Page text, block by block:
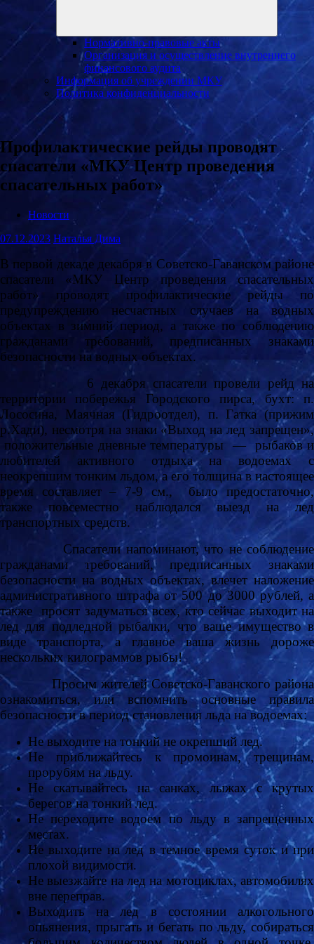
Нормативно-правовые акты
Организация и осуществление внутреннего
финансового аудита
Информация об учреждении МКУ
Политика конфиденциальности
Профилактические рейды проводят
спасатели «МКУ Центр проведения
спасательных работ»
Новости
07.12.2023 Наталья Дима
В первой декаде декабря в Советско-Гаванском районе
спасатели «МКУ Центр проведения спасательных
работ» проводят профилактические рейды по
предупреждению несчастных случаев на водных
объектах в зимний период, а также по соблюдению
гражданами требований, предписанных знаками
безопасности на водных объектах.
6 декабря спасатели провели рейд на
территории побережья Городского пирса, бухт: п.
Лососина, Маячная (Гидроотдел), п. Гатка (прижим
р.Хади), несмотря на знаки «Выход на лед запрещен»,
положительные дневные температуры — рыбаков и
любителей активного отдыха на водоемах с
неокрепшим тонким льдом, а его толщина в настоящее
время составляет – 7-9 см., было предостаточно,
также повсеместно наблюдался выезд на лед
транспортных средств.
Спасатели напоминают, что не соблюдение
гражданами требований, предписанных знаками
безопасности на водных объектах, влечет наложение
административного штрафа от 500 до 3000 рублей, а
также просят задуматься всех, кто сейчас выходит на
лед для подледной рыбалки, что ваше имущество в
виде транспорта, а главное ваша жизнь дороже
нескольких килограммов рыбы!
Просим жителей Советско-Гаванского района
ознакомиться, или вспомнить основные правила
безопасности в период становления льда на водоемах:
Не выходите на тонкий не окрепший лед.
Не приближайтесь к промоинам, трещинам,
прорубям на льду.
Не скатывайтесь на санках, лыжах с крутых
берегов на тонкий лед.
Не переходите водоем по льду в запрещенных
местах.
Не выходите на лед в темное время суток и при
плохой видимости.
Не выезжайте на лед на мотоциклах, автомобилях
вне переправ.
Выходить на лед в состоянии алкогольного
опьянения, прыгать и бегать по льду, собираться